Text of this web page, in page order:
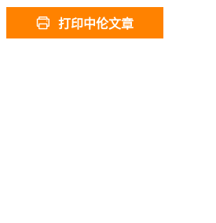
打印中伦文章